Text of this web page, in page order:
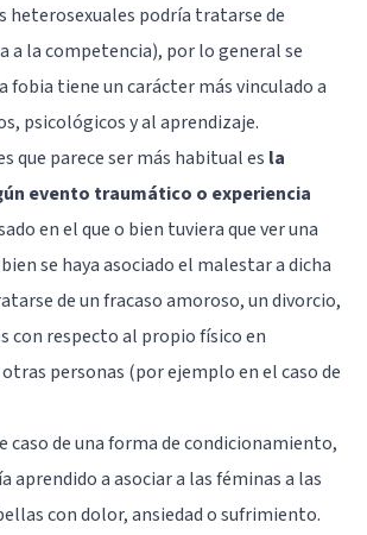
heterosexuales podría tratarse de
a la competencia), por lo general se
fobia tiene un carácter más vinculado a
psicológicos y al aprendizaje.
que parece ser más habitual es la
evento traumático o experiencia
en el que o bien tuviera que ver una
se haya asociado el malestar a dicha
de un fracaso amoroso, un divorcio,
con respecto al propio físico en
personas (por ejemplo en el caso de
caso de una forma de condicionamiento,
aprendido a asociar a las féminas a las
con dolor, ansiedad o sufrimiento.